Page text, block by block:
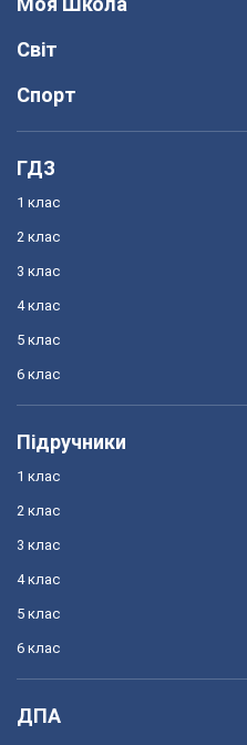
Світ
Спорт
ГДЗ
1 клас
2 клас
3 клас
4 клас
5 клас
6 клас
Підручники
1 клас
2 клас
3 клас
4 клас
5 клас
6 клас
ДПА